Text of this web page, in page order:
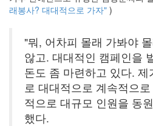
래봉사? 대대적으로 가자" )
"뭐, 어차피 몰래 가봐야
않고. 대대적인 캠페인을
돈도 좀 마련하고 있다.
로 대대적으로 계속적으
적으로 대규모 인원을 동
했다.